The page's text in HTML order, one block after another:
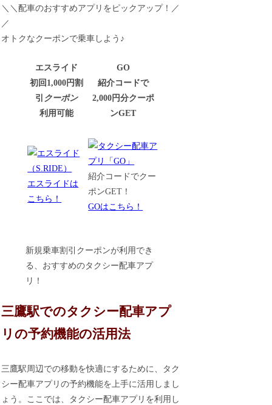
＼＼配車のおすすめアプリをピックアップ！／
／
オトクなクーポンで乗車しよう♪
エスライド
初回1,000円割
引 クーポン
利用可能
GO
紹介コードで
2,000円分クーポ
ンGET
エスライドは
こちら！
紹介コードでクー
ポンGET！
GOはこちら！
新規乗車割引クーポンが利用でき
る、おすすめのタクシー配車アプ
リ！
三鷹駅でのタクシー配車アプ
リの予約機能の活用法
三鷹駅周辺での移動を快適にするために、タク
シー配車アプリの予約機能を上手に活用しまし
ょう。ここでは、タクシー配車アプリを利用し